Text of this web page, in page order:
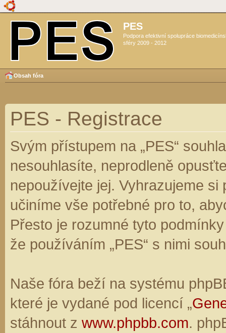
PES
Podpora efektivní spolupráce
sféry 2009 - 2012
Obsah fóra
PES - Registrace
Svým přístupem na „PES“
nesouhlasíte, neprodleně
nepoužívejte jej. Vyhrazujeme
učiníme vše potřebné pro to,
Přesto je rozumné tyto
že používáním „PES“ s nimi
Naše fóra beží na systému
které je vydané pod licencí „
stáhnout z www.phpbb.com.